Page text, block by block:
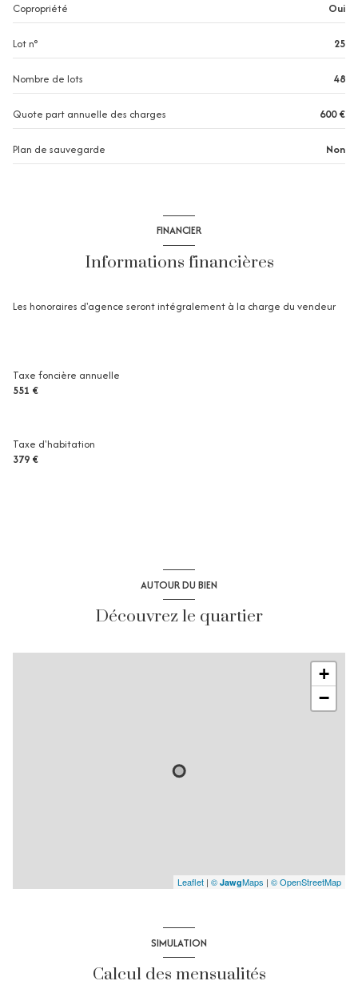
2 niveau(x)
terrasse
Copropriété Oui
Lot n° 25
Nombre de lots 48
Quote part annuelle des charges 600 €
Plan de sauvegarde Non
FINANCIER
Informations financières
Les honoraires d'agence seront intégralement à la charge du vendeur
Taxe foncière annuelle
551 €
Taxe d'habitation
379 €
AUTOUR DU BIEN
Découvrez le quartier
+
−
Leaflet | © JawgMaps | © OpenStreetMap
SIMULATION
Calcul des mensualités